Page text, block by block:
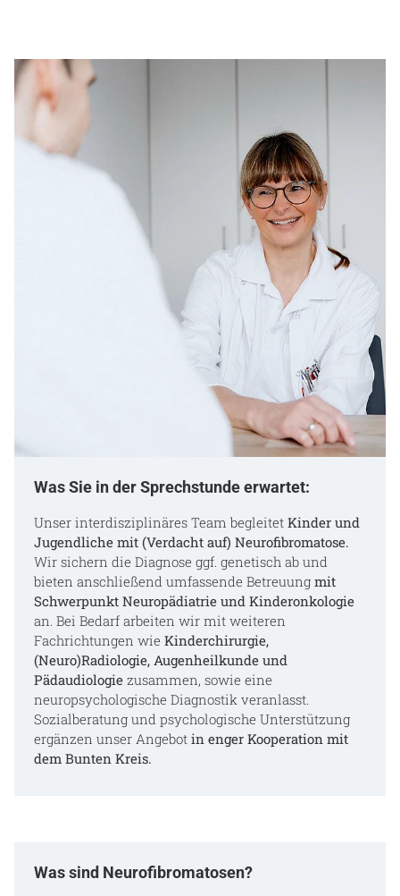
Was Sie in der Sprechstunde erwartet:
Unser interdisziplinäres Team begleitet Kinder und
Jugendliche mit (Verdacht auf) Neurofibromatose.
Wir sichern die Diagnose ggf. genetisch ab und
bieten anschließend umfassende Betreuung mit
Schwerpunkt Neuropädiatrie und Kinderonkologie
an. Bei Bedarf arbeiten wir mit weiteren
Fachrichtungen wie Kinderchirurgie,
(Neuro)Radiologie, Augenheilkunde und
Pädaudiologiezusammen, sowie eine
neuropsychologische Diagnostik veranlasst.
Sozialberatung und psychologische Unterstützung
ergänzen unser Angebotin enger Kooperation mit
dem Bunten Kreis.
Was sind Neurofibromatosen?